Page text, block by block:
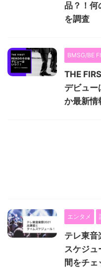
品？！何
を調査
BMSG/BE
THE
デビュー
か最新情
エンタメ
テレ東
スケジュ
間をチェ